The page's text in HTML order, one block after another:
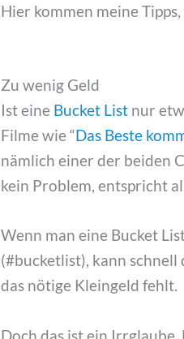
Hier kommen meine
Zu wenig Geld
Ist eine Bucket List nur
Filme wie “Das Beste
nämlich einer der beiden
kein Problem, entspricht
Wenn man eine Bucket
(#bucketlist), kann schnell
das nötige Kleingeld fehlt.
Doch das ist ein